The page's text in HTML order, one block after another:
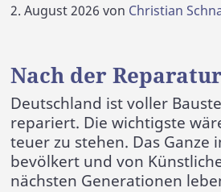
2. August 2026 von Christian
Nach der
Deutschland ist voller
repariert. Die wichtigste
teuer zu stehen. Das
bevölkert und von
nächsten Generationen